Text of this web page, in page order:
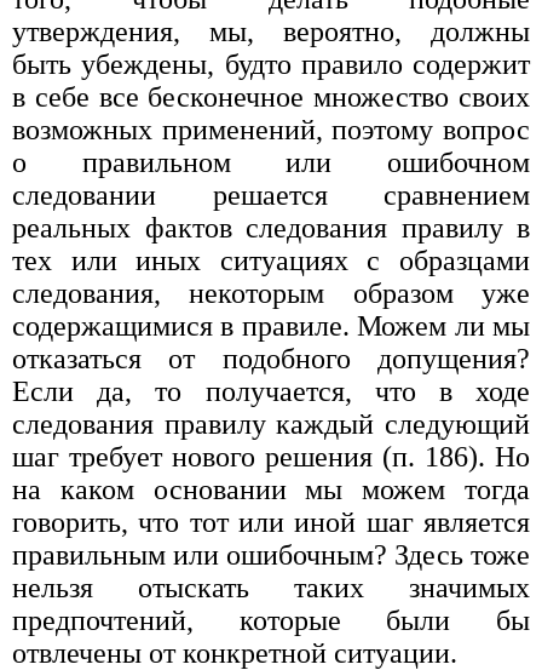
утверждения, мы, вероятно, должны
быть убеждены, будто правило содержит
в себе все бесконечное множество своих
возможных применений, поэтому вопрос
о правильном или ошибочном
следовании решается сравнением
реальных фактов следования правилу в
тех или иных ситуациях с образцами
следования, некоторым образом уже
содержащимися в правиле. Можем ли мы
отказаться от подобного допущения?
Если да, то получается, что в ходе
следования правилу каждый следующий
шаг требует нового решения (п. 186). Но
на каком основании мы можем тогда
говорить, что тот или иной шаг является
правильным или ошибочным? Здесь тоже
нельзя отыскать таких значимых
предпочтений, которые были бы
отвлечены от конкретной ситуации.